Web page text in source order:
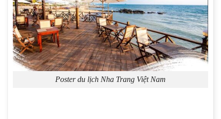
Poster du lịch Nha Trang Việt Nam